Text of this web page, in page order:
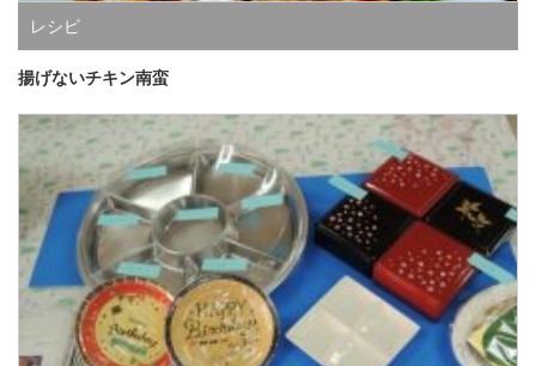
レシピ
揚げないチキン南蛮